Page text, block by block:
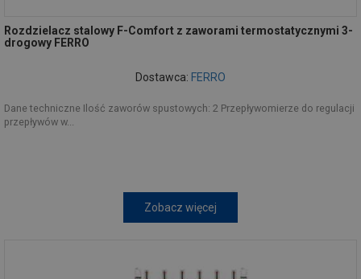
Rozdzielacz stalowy F-Comfort z zaworami termostatycznymi 3-
drogowy FERRO
Dostawca: FERRO
Dane techniczne Ilość zaworów spustowych: 2 Przepływomierze do regulacji
przepływów w...
Zobacz więcej